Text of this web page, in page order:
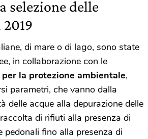
selezione delle
di mare o di lago, sono state
in collaborazione con le
la protezione ambientale,
parametri, che vanno dalla
delle acque alla depurazione delle
di rifiuti alla presenza di
pedonali fino alla presenza di